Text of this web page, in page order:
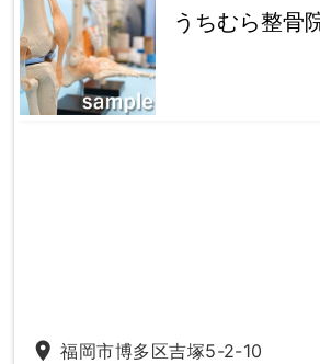
うちむら整骨
place 福岡市博多区吉塚5-2-10